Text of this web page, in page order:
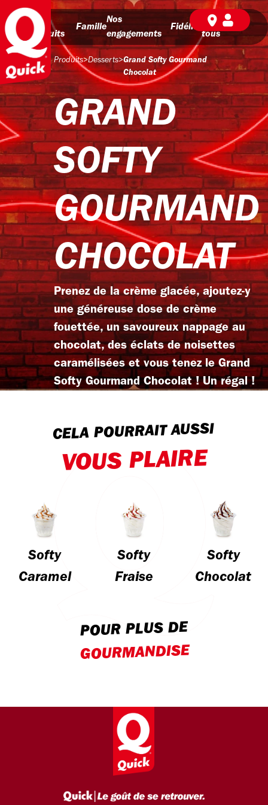
Nos
produits
Famille
Nos
engagements
Fidélité
BD pour
tous
Produits>Desserts>Grand Softy Gourmand
Chocolat
GRAND
SOFTY
GOURMAND
CHOCOLAT
Prenez de la crème glacée, ajoutez-y
une généreuse dose de crème
fouettée, un savoureux nappage au
chocolat, des éclats de noisettes
caramélisées et vous tenez le Grand
Softy Gourmand Chocolat ! Un régal !
CELA POURRAIT AUSSI
VOUS PLAIRE
Softy
Caramel
Softy
Fraise
Softy
Chocolat
POUR PLUS DE
GOURMANDISE